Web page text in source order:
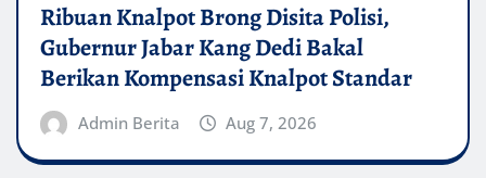
Ribuan Knalpot Brong Disita Polisi,
Gubernur Jabar Kang Dedi Bakal
Berikan Kompensasi Knalpot Standar
Admin Berita Aug 7, 2026